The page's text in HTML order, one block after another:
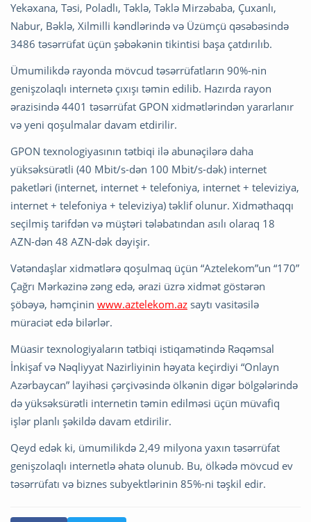
Yekəxana, Təsi, Poladlı, Təklə, Təklə Mirzəbaba, Çuxanlı,
Nabur, Bəklə, Xilmilli kəndlərində və Üzümçü qəsəbəsində
3486 təsərrüfat üçün şəbəkənin tikintisi başa çatdırılıb.
Ümumilikdə rayonda mövcud təsərrüfatların 90%-nin
genişzolaqlı internetə çıxışı təmin edilib. Hazırda rayon
ərazisində 4401 təsərrüfat GPON xidmətlərindən yararlanır
və yeni qoşulmalar davam etdirilir.
GPON texnologiyasının tətbiqi ilə abunəçilərə daha
yüksəksürətli (40 Mbit/s-dən 100 Mbit/s-dək) internet
paketləri (internet, internet + telefoniya, internet + televiziya,
internet + telefoniya + televiziya) təklif olunur. Xidməthaqqı
seçilmiş tarifdən və müştəri tələbatından asılı olaraq 18
AZN-dən 48 AZN-dək dəyişir.
Vətəndaşlar xidmətlərə qoşulmaq üçün “Aztelekom”un “170”
Çağrı Mərkəzinə zəng edə, ərazi üzrə xidmət göstərən
şöbəyə, həmçinin www.aztelekom.az saytı vasitəsilə
müraciət edə bilərlər.
Müasir texnologiyaların tətbiqi istiqamətində Rəqəmsal
İnkişaf və Nəqliyyat Nazirliyinin həyata keçirdiyi “Onlayn
Azərbaycan” layihəsi çərçivəsində ölkənin digər bölgələrində
də yüksəksürətli internetin təmin edilməsi üçün müvafiq
işlər planlı şəkildə davam etdirilir.
Qeyd edək ki, ümumilikdə 2,49 milyona yaxın təsərrüfat
genişzolaqlı internetlə əhatə olunub. Bu, ölkədə mövcud ev
təsərrüfatı və biznes subyektlərinin 85%-ni təşkil edir.